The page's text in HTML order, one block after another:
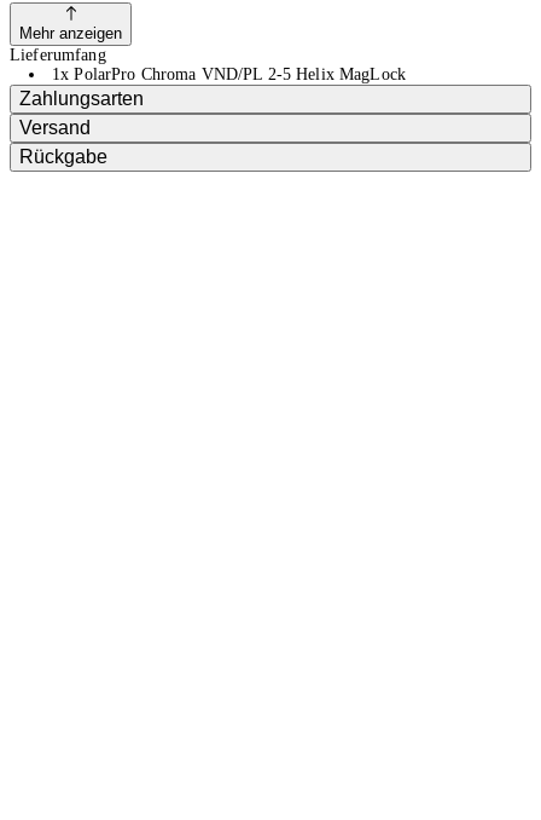
Mehr anzeigen
Lieferumfang
1x PolarPro Chroma VND/PL 2-5 Helix MagLock
Zahlungsarten
Versand
Rückgabe